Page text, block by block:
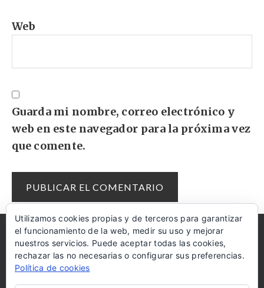
Web
Guarda mi nombre, correo electrónico y
web en este navegador para la próxima vez
que comente.
AMAZON COOKIES AYUDA
DISCLAIMER
RECIBE LAS RECETAS EN TU MAIL
Utilizamos cookies propias y de terceros para garantizar
el funcionamiento de la web, medir su uso y mejorar
nuestros servicios. Puede aceptar todas las cookies,
rechazar las no necesarias o configurar sus preferencias.
Política de cookies